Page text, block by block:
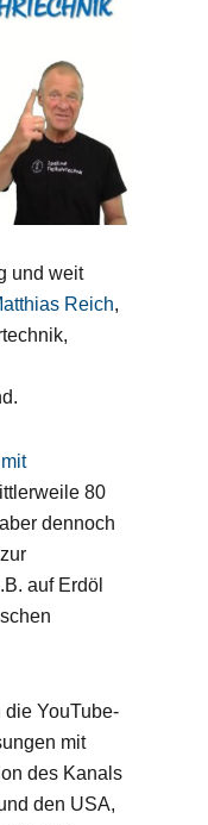
und weit
Reich,
80
dennoch
auf Erdöl
YouTube-
mit
des Kanals
den USA,